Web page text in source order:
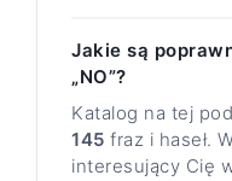
Jakie są
„NO”?
Katalog na tej
145 fraz i haseł.
interesujący Cię